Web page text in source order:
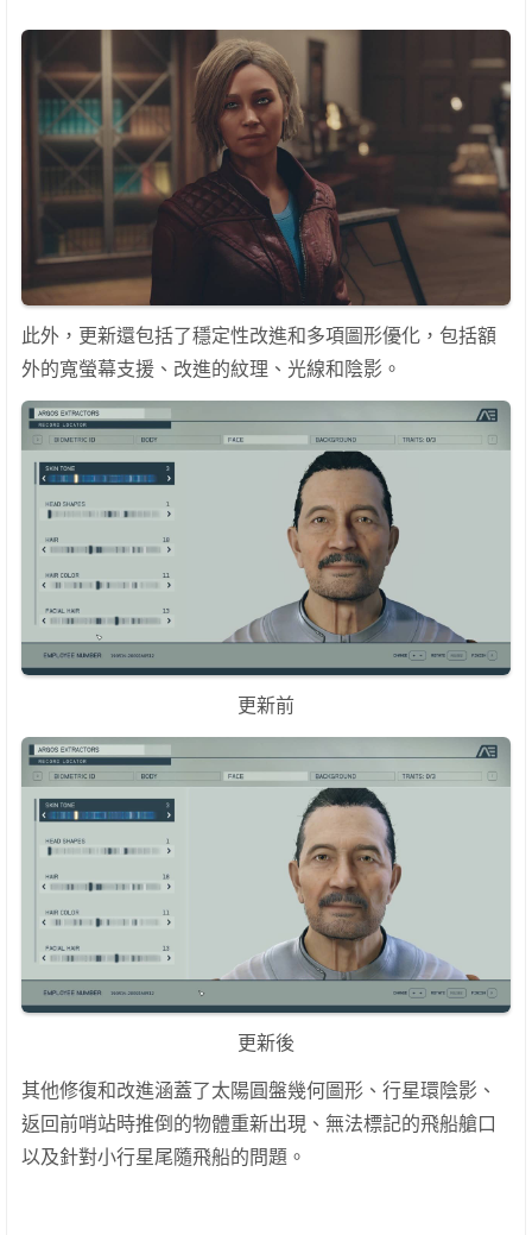
此外，更新還包括了穩定性改進和多項圖形優化，包括額
外的寬螢幕支援、改進的紋理、光線和陰影。
更新前
更新後
其他修復和改進涵蓋了太陽圓盤幾何圖形、行星環陰影、
返回前哨站時推倒的物體重新出現、無法標記的飛船艙口
以及針對小行星尾隨飛船的問題。